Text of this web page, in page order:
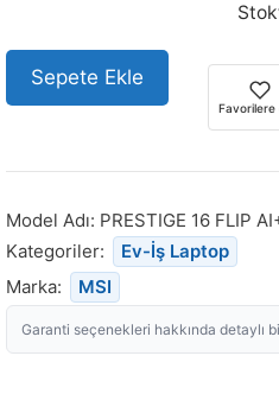
Sepete Ekle
Favorilere
Model Adı: PRESTIGE 16 FLIP
Kategoriler:
Ev-İş Laptop
Marka:
MSI
Garanti seçenekleri hakkında detaylı